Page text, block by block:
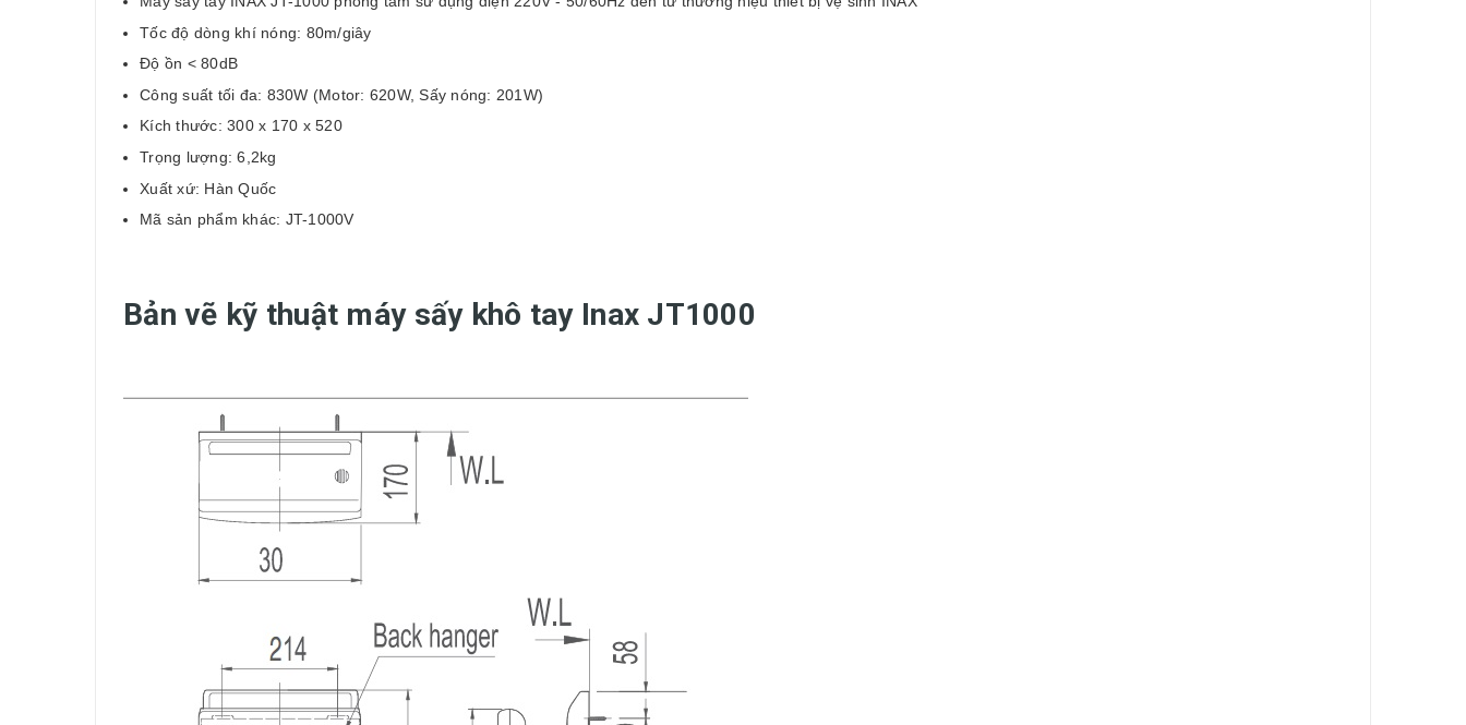
Tốc độ dòng khí nóng: 80m/giây
Độ ồn < 80dB
Công suất tối đa: 830W (Motor: 620W, Sấy nóng: 201W)
Kích thước: 300 x 170 x 520
Trọng lượng: 6,2kg
Xuất xứ: Hàn Quốc
Mã sản phẩm khác: JT-1000V
Bản vẽ kỹ thuật máy sấy khô tay Inax JT1000